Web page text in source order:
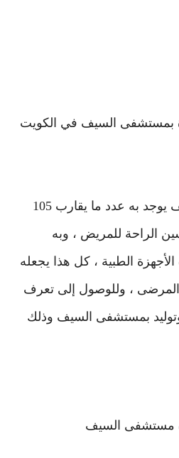
بمستشفى السيف في الكويت
حيث أن مستشفى السيف يوجد به عدد ما يقارب 105
الراحة للمريض ، وبه
الطبية ، كل هذا يجعله
المرضى ، وللوصول إلى تعرف
بمستشفى السيف وذلك
مستشفى السيف